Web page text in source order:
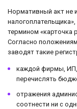
Нормативный акт не
термином «карточка
Согласно
заводят такие
каждой фирмы, ИП,
перечислять
отражения
соотнести ни с